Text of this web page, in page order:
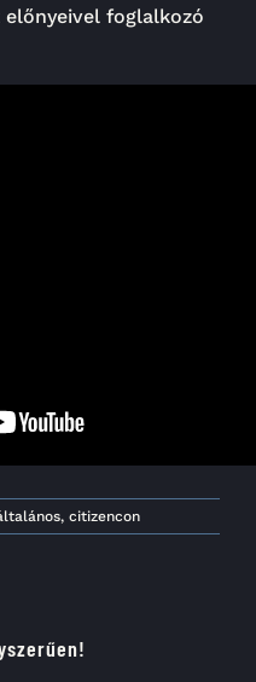
előnyeivel foglalkozó
, citizencon